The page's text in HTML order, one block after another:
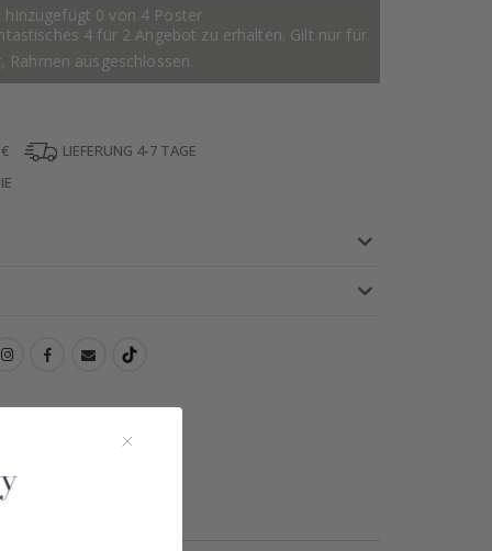
hinzugefügt 0 von 4 Poster
4 für 2 Angebot zu erhalten. Gilt nur für
Rahmen ausgeschlossen.
LIEFERUNG 4-7 TAGE